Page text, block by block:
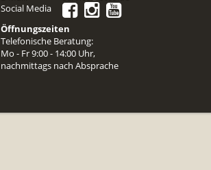
Social Media
Öffnungszeiten
Telefonische Beratung:
Mo - Fr 9:00 - 14:00 Uhr,
nachmittags nach Absprache